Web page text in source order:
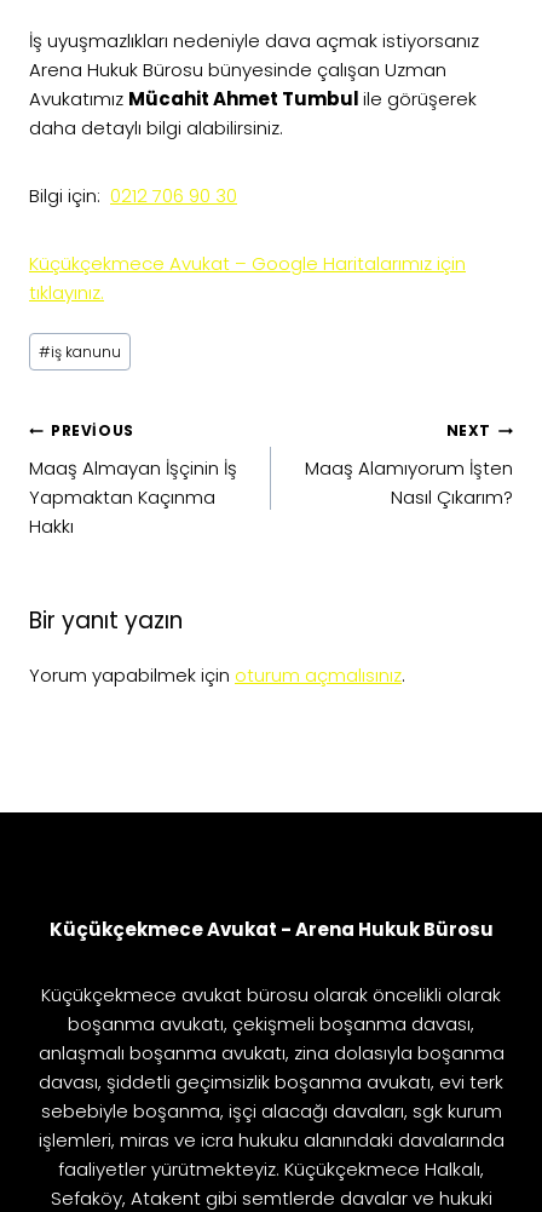
İş uyuşmazlıkları nedeniyle dava açmak istiyorsanız
Arena Hukuk Bürosu bünyesinde çalışan Uzman
Avukatımız Mücahit Ahmet Tumbulile görüşerek
daha detaylı bilgi alabilirsiniz.
Bilgi için: 0212 706 90 30
Küçükçekmece Avukat – Google Haritalarımız için
tıklayınız.
Post
Tags:
#iş kanunu
Yazı
gezinmesi
PREVIOUS
Maaş Almayan İşçinin İş
Yapmaktan Kaçınma
Hakkı
NEXT
Maaş Alamıyorum İşten
Nasıl Çıkarım?
Bir yanıt yazın
Yorum yapabilmek için oturum açmalısınız.
Küçükçekmece Avukat - Arena Hukuk Bürosu
Küçükçekmece avukat bürosu olarak öncelikli olarak
boşanma avukatı, çekişmeli boşanma davası,
anlaşmalı boşanma avukatı, zina dolasıyla boşanma
davası, şiddetli geçimsizlik boşanma avukatı, evi terk
sebebiyle boşanma, işçi alacağı davaları, sgk kurum
işlemleri, miras ve icra hukuku alanındaki davalarında
faaliyetler yürütmekteyiz. Küçükçekmece Halkalı,
Sefaköy, Atakent gibi semtlerde davalar ve hukuki